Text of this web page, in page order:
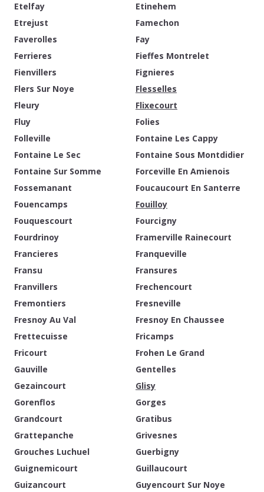
Etelfay
Etinehem
Etrejust
Famechon
Faverolles
Fay
Ferrieres
Fieffes Montrelet
Fienvillers
Fignieres
Flers Sur Noye
Flesselles
Fleury
Flixecourt
Fluy
Folies
Folleville
Fontaine Les Cappy
Fontaine Le Sec
Fontaine Sous Montdidier
Fontaine Sur Somme
Forceville En Amienois
Fossemanant
Foucaucourt En Santerre
Fouencamps
Fouilloy
Fouquescourt
Fourcigny
Fourdrinoy
Framerville Rainecourt
Francieres
Franqueville
Fransu
Fransures
Franvillers
Frechencourt
Fremontiers
Fresneville
Fresnoy Au Val
Fresnoy En Chaussee
Frettecuisse
Fricamps
Fricourt
Frohen Le Grand
Gauville
Gentelles
Gezaincourt
Glisy
Gorenflos
Gorges
Grandcourt
Gratibus
Grattepanche
Grivesnes
Grouches Luchuel
Guerbigny
Guignemicourt
Guillaucourt
Guizancourt
Guyencourt Sur Noye